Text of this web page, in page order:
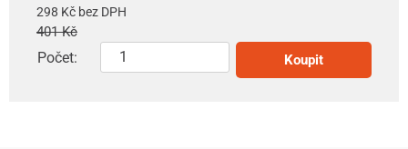
298 Kč bez DPH
401 Kč
Počet: Koupit